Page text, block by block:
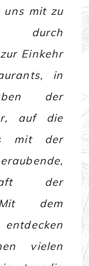
uns mit zu
durch
Einkehr
in
der
auf die
mit der
der
dem
vielen